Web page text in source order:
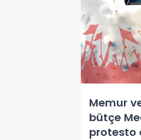
Memur
bütçe
protesto